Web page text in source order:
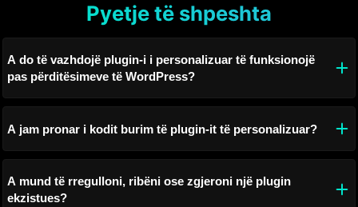
Pyetje të shpeshta
A do të vazhdojë plugin-i i personalizuar të funksionojë
pas përditësimeve të WordPress?
A jam pronar i kodit burim të plugin-it të personalizuar?
A mund të rregulloni, ribëni ose zgjeroni një plugin
ekzistues?